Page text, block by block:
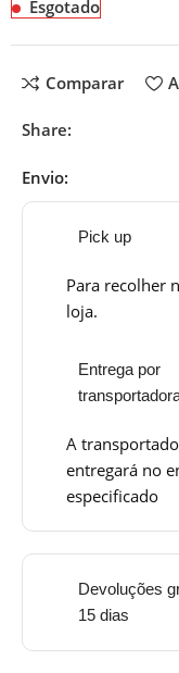
Esgotado
Comparar
Share:
Envio:
Pick up
Para recolher
loja.
Entrega por
A
entregará no
especificado
Devoluções
15 dias